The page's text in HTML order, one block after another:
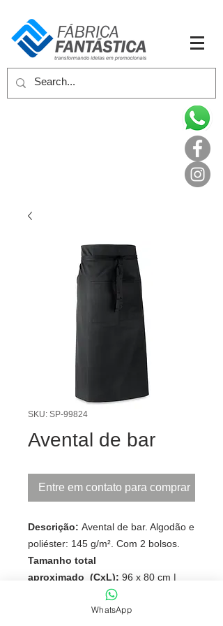
SKU: SP-99824
Avental de bar
Entre em contato para comprar
Descrição: Avental de bar. Algodão e
poliéster: 145 g/m². Com 2 bolsos.
Tamanho total
aproximado (CxL): 96 x 80 cm |
Bolso: 14,5 x 20 cm
WhatsApp